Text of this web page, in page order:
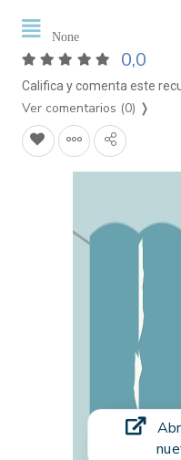
None
0,0
Califica y comenta este
Ver comentarios (0) ❭